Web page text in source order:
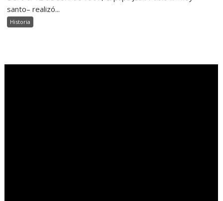
santo– realizó...
Historia